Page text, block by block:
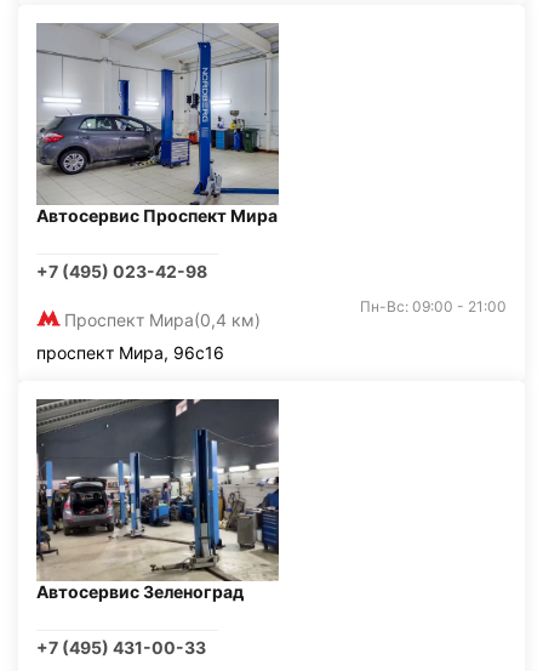
Автосервис Проспект Мира
+7 (495) 023-42-98
Проспект Мира(0,4 км)
Пн-Вс: 09:00 - 21:00
проспект Мира, 96с16
Автосервис Зеленоград
+7 (495) 431-00-33